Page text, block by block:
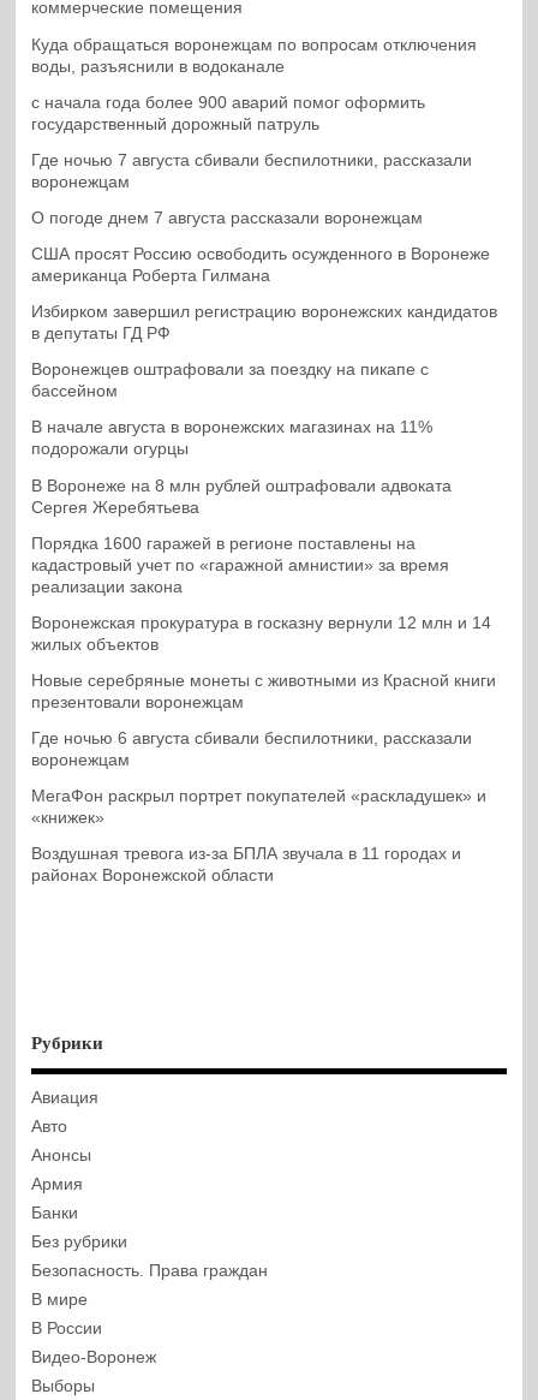
коммерческие помещения
Куда обращаться воронежцам по вопросам отключения
воды, разъяснили в водоканале
с начала года более 900 аварий помог оформить
государственный дорожный патруль
Где ночью 7 августа сбивали беспилотники, рассказали
воронежцам
О погоде днем 7 августа рассказали воронежцам
США просят Россию освободить осужденного в Воронеже
американца Роберта Гилмана
Избирком завершил регистрацию воронежских кандидатов
в депутаты ГД РФ
Воронежцев оштрафовали за поездку на пикапе с
бассейном
В начале августа в воронежских магазинах на 11%
подорожали огурцы
В Воронеже на 8 млн рублей оштрафовали адвоката
Сергея Жеребятьева
Порядка 1600 гаражей в регионе поставлены на
кадастровый учет по «гаражной амнистии» за время
реализации закона
Воронежская прокуратура в госказну вернули 12 млн и 14
жилых объектов
Новые серебряные монеты с животными из Красной книги
презентовали воронежцам
Где ночью 6 августа сбивали беспилотники, рассказали
воронежцам
МегаФон раскрыл портрет покупателей «раскладушек» и
«книжек»
Воздушная тревога из-за БПЛА звучала в 11 городах и
районах Воронежской области
Рубрики
Авиация
Авто
Анонсы
Армия
Банки
Без рубрики
Безопасность. Права граждан
В мире
В России
Видео-Воронеж
Выборы